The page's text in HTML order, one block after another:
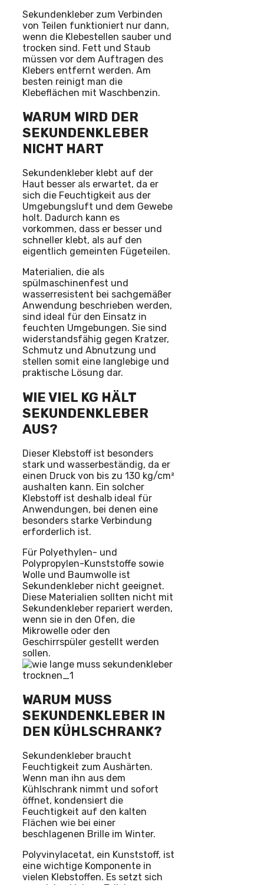
Sekundenkleber zum Verbinden
von Teilen funktioniert nur dann,
wenn die Klebestellen sauber und
trocken sind. Fett und Staub
müssen vor dem Auftragen des
Klebers entfernt werden. Am
besten reinigt man die
Klebeflächen mit Waschbenzin.
WARUM WIRD DER
SEKUNDENKLEBER
NICHT HART
Sekundenkleber klebt auf der
Haut besser als erwartet, da er
sich die Feuchtigkeit aus der
Umgebungsluft und dem Gewebe
holt. Dadurch kann es
vorkommen, dass er besser und
schneller klebt, als auf den
eigentlich gemeinten Fügeteilen.
Materialien, die als
spülmaschinenfest und
wasserresistent bei sachgemäßer
Anwendung beschrieben werden,
sind ideal für den Einsatz in
feuchten Umgebungen. Sie sind
widerstandsfähig gegen Kratzer,
Schmutz und Abnutzung und
stellen somit eine langlebige und
praktische Lösung dar.
WIE VIEL KG HÄLT
SEKUNDENKLEBER
AUS?
Dieser Klebstoff ist besonders
stark und wasserbeständig, da er
einen Druck von bis zu 130 kg/cm²
aushalten kann. Ein solcher
Klebstoff ist deshalb ideal für
Anwendungen, bei denen eine
besonders starke Verbindung
erforderlich ist.
Für Polyethylen- und
Polypropylen-Kunststoffe sowie
Wolle und Baumwolle ist
Sekundenkleber nicht geeignet.
Diese Materialien sollten nicht mit
Sekundenkleber repariert werden,
wenn sie in den Ofen, die
Mikrowelle oder den
Geschirrspüler gestellt werden
sollen.
WARUM MUSS
SEKUNDENKLEBER IN
DEN KÜHLSCHRANK?
Sekundenkleber braucht
Feuchtigkeit zum Aushärten.
Wenn man ihn aus dem
Kühlschrank nimmt und sofort
öffnet, kondensiert die
Feuchtigkeit auf den kalten
Flächen wie bei einer
beschlagenen Brille im Winter.
Polyvinylacetat, ein Kunststoff, ist
eine wichtige Komponente in
vielen Klebstoffen. Es setzt sich